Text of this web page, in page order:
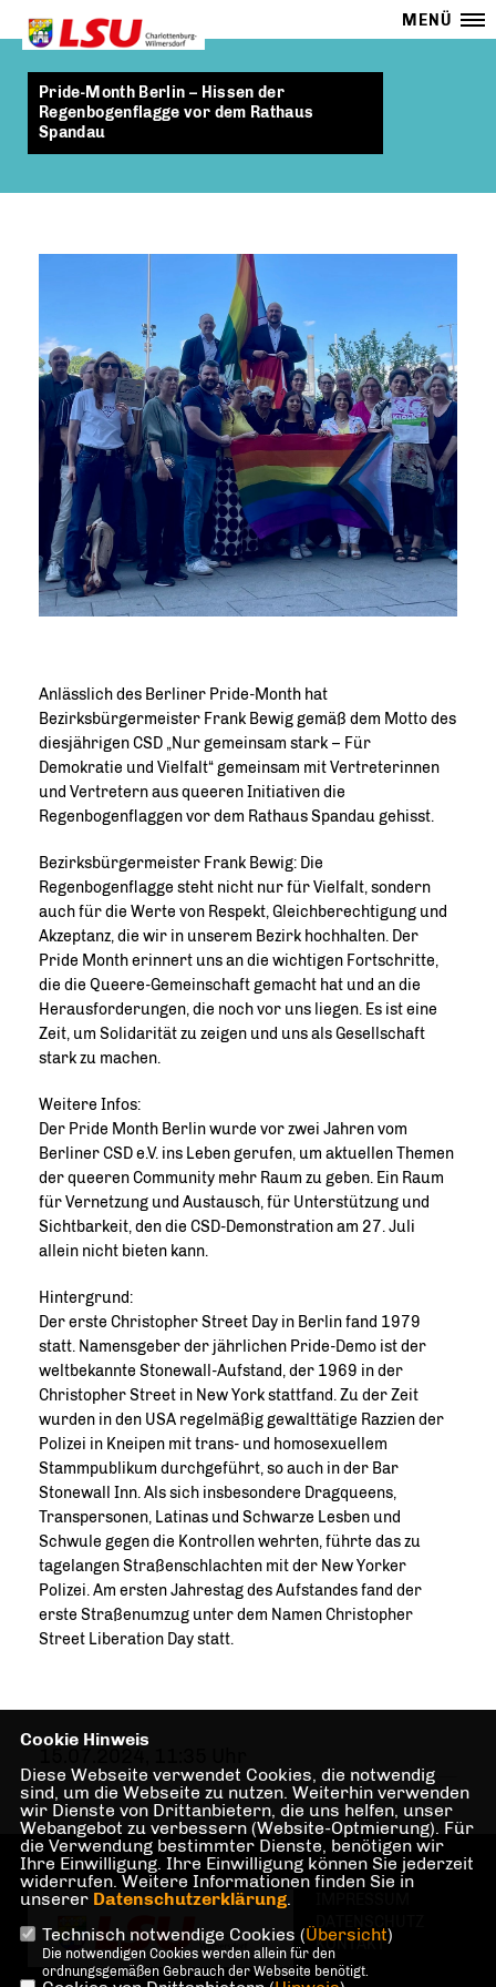
MENÜ
Pride-Month Berlin – Hissen der
Regenbogenflagge vor dem Rathaus
Spandau
Anlässlich des Berliner Pride-Month hat
Bezirksbürgermeister Frank Bewig gemäß dem Motto des
diesjährigen CSD „Nur gemeinsam stark – Für
Demokratie und Vielfalt“ gemeinsam mit Vertreterinnen
und Vertretern aus queeren Initiativen die
Regenbogenflaggen vor dem Rathaus Spandau gehisst.
Bezirksbürgermeister Frank Bewig: Die
Regenbogenflagge steht nicht nur für Vielfalt, sondern
auch für die Werte von Respekt, Gleichberechtigung und
Akzeptanz, die wir in unserem Bezirk hochhalten. Der
Pride Month erinnert uns an die wichtigen Fortschritte,
die die Queere-Gemeinschaft gemacht hat und an die
Herausforderungen, die noch vor uns liegen. Es ist eine
Zeit, um Solidarität zu zeigen und uns als Gesellschaft
stark zu machen.
Weitere Infos:
Der Pride Month Berlin wurde vor zwei Jahren vom
Berliner CSD e.V. ins Leben gerufen, um aktuellen Themen
der queeren Community mehr Raum zu geben. Ein Raum
für Vernetzung und Austausch, für Unterstützung und
Sichtbarkeit, den die CSD-Demonstration am 27. Juli
allein nicht bieten kann.
Hintergrund:
Der erste Christopher Street Day in Berlin fand 1979
statt. Namensgeber der jährlichen Pride-Demo ist der
weltbekannte Stonewall-Aufstand, der 1969 in der
Christopher Street in New York stattfand. Zu der Zeit
wurden in den USA regelmäßig gewalttätige Razzien der
Polizei in Kneipen mit trans- und homosexuellem
Stammpublikum durchgeführt, so auch in der Bar
Stonewall Inn. Als sich insbesondere Dragqueens,
Transpersonen, Latinas und Schwarze Lesben und
Schwule gegen die Kontrollen wehrten, führte das zu
tagelangen Straßenschlachten mit der New Yorker
Polizei. Am ersten Jahrestag des Aufstandes fand der
erste Straßenumzug unter dem Namen Christopher
Street Liberation Day statt.
KONTAKT
Cookie Hinweis
Diese Webseite verwendet Cookies, die notwendig
sind, um die Webseite zu nutzen. Weiterhin verwenden
wir Dienste von Drittanbietern, die uns helfen, unser
Webangebot zu verbessern (Website-Optmierung). Für
die Verwendung bestimmter Dienste, benötigen wir
Ihre Einwilligung. Ihre Einwilligung können Sie jederzeit
widerrufen. Weitere Informationen finden Sie in
unserer Datenschutzerklärung.
Technisch notwendige Cookies (Übersicht)
Die notwendigen Cookies werden allein für den
ordnungsgemäßen Gebrauch der Webseite benötigt.